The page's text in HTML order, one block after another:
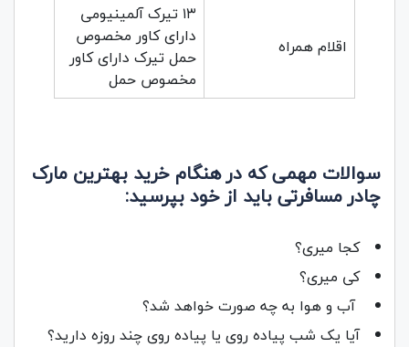
اقلام همراه
۱۳ تیرک آلمینیومی
دارای کاور مخصوص
حمل تیرک دارای کاور
مخصوص حمل
سوالات مهمی که در هنگام خرید بهترین مارک
چادر مسافرتی باید از خود بپرسید:
کجا میری؟
کی میری؟
آب و هوا به چه صورت خواهد شد؟
آیا یک شب پیاده روی یا پیاده روی چند روزه دارید؟